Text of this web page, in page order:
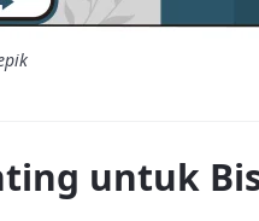
untuk